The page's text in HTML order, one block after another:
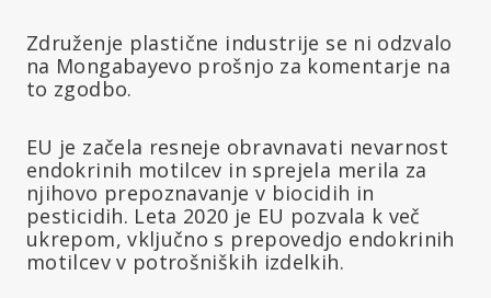
Združenje plastične industrije se ni odzvalo
na Mongabayevo prošnjo za komentarje na
to zgodbo.
EU je začela resneje obravnavati nevarnost
endokrinih motilcev in sprejela merila za
njihovo prepoznavanje v biocidih in
pesticidih. Leta 2020 je EU pozvala k več
ukrepom, vključno s prepovedjo endokrinih
motilcev v potrošniških izdelkih.